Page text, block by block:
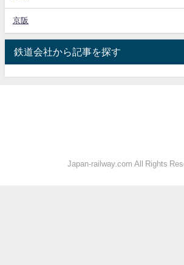
京阪
鉄道会社から記事を探す
Japan-railway.com All Rights